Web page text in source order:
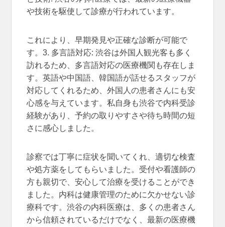
や技術を駆使して診療が行われています。
これにより、早期発見や正確な診断が可能で
す。3. 多言語対応: 渋谷は外国人観光客も多く
訪れるため、多言語対応の医療機関も存在しま
す。英語や中国語、韓国語が話せるスタッフが
対応してくれるため、外国人の患者さんにも安
心感を与えています。私自身も渋谷で内科受診
経験があり、予約の取りやすさや待ち時間の短
さに感心しました。
診察では丁寧に症状を聞いてくれ、適切な検査
や処方薬をしてもらいました。受付や看護師の
方も親切で、安心して治療を受けることができ
ました。内科は健康管理のために欠かせない診
療科です。渋谷の内科医療は、多くの患者さん
から信頼されているだけでなく、最新の医療機